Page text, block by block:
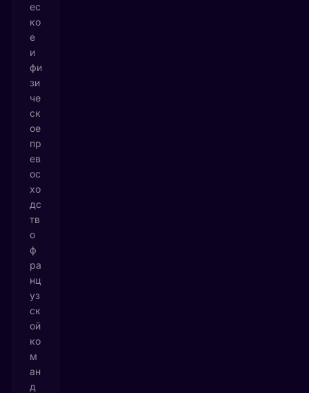
ес
ко
е
и
фи
зи
че
ск
ое
пр
ев
ос
хо
дс
тв
о
ф
ра
нц
уз
ск
ой
ко
м
ан
д